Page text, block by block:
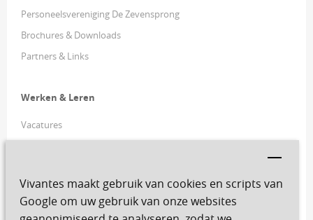
Vivantes maakt gebruik van cookies en scripts van
Google om uw gebruik van onze websites
Personeelsvereniging De Zevensprong
Brochures & Downloads
Partners & Links
Werken & Leren
Vacatures
FiscFree
Ziek melden